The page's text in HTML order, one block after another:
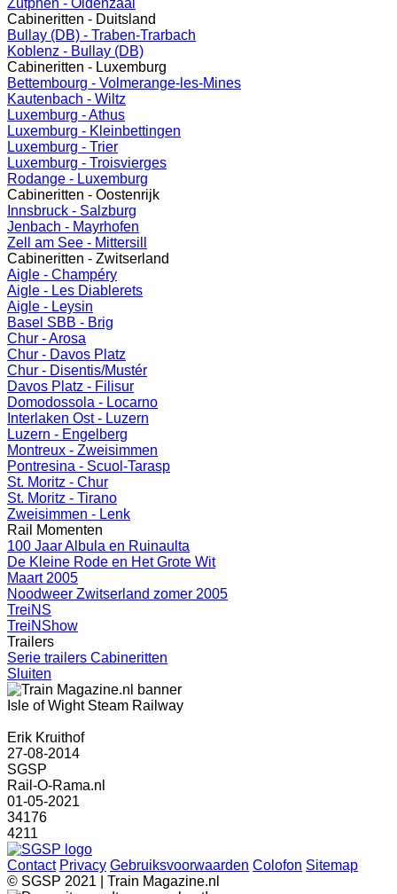
Zutphen - Oldenzaal
Cabineritten - Duitsland
Bullay (DB) - Traben-Trarbach
Koblenz - Bullay (DB)
Cabineritten - Luxemburg
Bettembourg - Volmerange-les-Mines
Kautenbach - Wiltz
Luxemburg - Athus
Luxemburg - Kleinbettingen
Luxemburg - Trier
Luxemburg - Troisvierges
Rodange - Luxemburg
Cabineritten - Oostenrijk
Innsbruck - Salzburg
Jenbach - Mayrhofen
Zell am See - Mittersill
Cabineritten - Zwitserland
Aigle - Champéry
Aigle - Les Diablerets
Aigle - Leysin
Basel SBB - Brig
Chur - Arosa
Chur - Davos Platz
Chur - Disentis/Mustér
Davos Platz - Filisur
Domodossola - Locarno
Interlaken Ost - Luzern
Luzern - Engelberg
Montreux - Zweisimmen
Pontresina - Scuol-Tarasp
St. Moritz - Chur
St. Moritz - Tirano
Zweisimmen - Lenk
Rail Momenten
100 Jaar Albula en Ruinaulta
De Kleine Rode en Het Grote Wit
Maart 2005
Noodweer Zwitserland zomer 2005
TreiNS
TreiNShow
Trailers
Serie trailers Cabineritten
Sluiten
Isle of Wight Steam Railway
Erik Kruithof
27-08-2014
SGSP
Rail-O-Rama.nl
01-05-2021
34176
4211
Contact Privacy Gebruiksvoorwaarden Colofon Sitemap
© SGSP 2021 | Train Magazine.nl